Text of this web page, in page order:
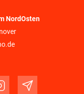
NordOsten